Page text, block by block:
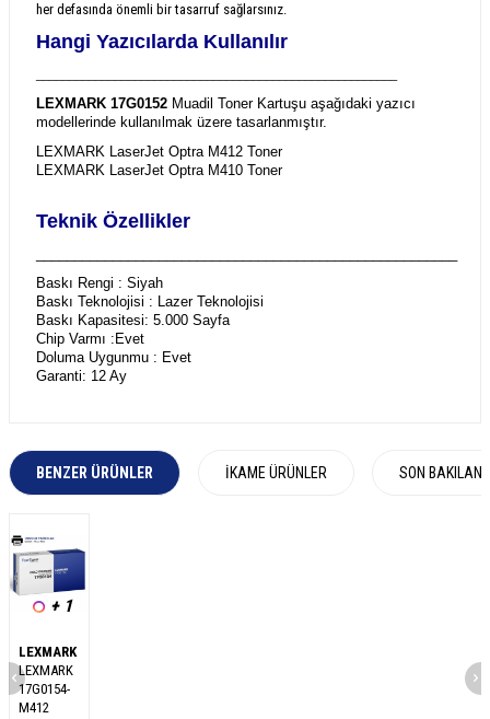
her defasında önemli bir tasarruf sağlarsınız.
Hangi Yazıcılarda Kullanılır
LEXMARK 17G0152 Muadil Toner Kartuşu aşağıdaki yazıcı
modellerinde kullanılmak üzere tasarlanmıştır.
LEXMARK LaserJet Optra M412 Toner
LEXMARK LaserJet Optra M410 Toner
Teknik Özellikler
Baskı Rengi : Siyah
Baskı Teknolojisi : Lazer Teknolojisi
Baskı Kapasitesi: 5.000 Sayfa
Chip Varmı :Evet
Doluma Uygunmu : Evet
Garanti: 12 Ay
BENZER ÜRÜNLER İKAME ÜRÜNLER SON
+ 1
LEXMARK
LEXMARK
17G0154-
M412